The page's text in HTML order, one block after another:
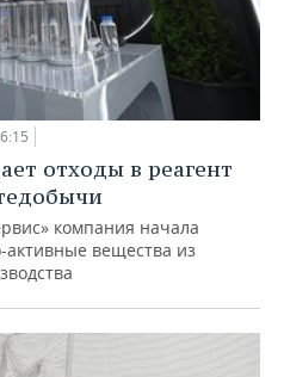
отходы в реагент
компания начала
активные вещества из